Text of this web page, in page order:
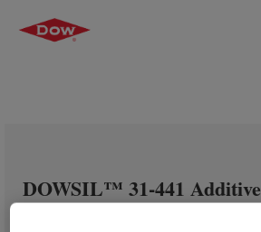
DOWSIL™ 31-441 Additive